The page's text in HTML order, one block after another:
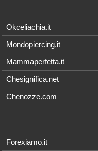
Okceliachia.it
Mondopiercing.it
Mammaperfetta.it
Chesignifica.net
Chenozze.com
Forexiamo.it